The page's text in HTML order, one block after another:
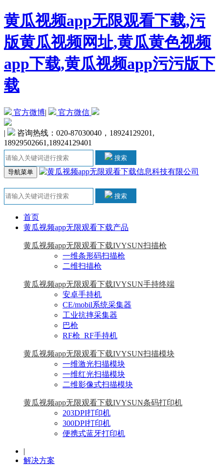
黄瓜视频app无限观看下载,污
版黄瓜视频网址,黄瓜黄色视频
app下载,黄瓜视频app污污版下
载
官方微博| 官方微信
|
咨询热线：020-87030040，18924129201,
18929502661,18924129401
搜索
导航菜单
搜索
首页
黄瓜视频app无限观看下载产品
黄瓜视频app无限观看下载IVYSUN扫描枪
一维条形码扫描枪
二维扫描枪
黄瓜视频app无限观看下载IVYSUN手持终端
安卓手持机
CE/mobil系统采集器
工业抗摔采集器
巴枪
RF枪_RF手持机
黄瓜视频app无限观看下载IVYSUN扫描模块
一维激光扫描模块
一维红光扫描模块
二维影像式扫描模块
黄瓜视频app无限观看下载IVYSUN条码打印机
203DPI打印机
300DPI打印机
便携式蓝牙打印机
|
解决方案